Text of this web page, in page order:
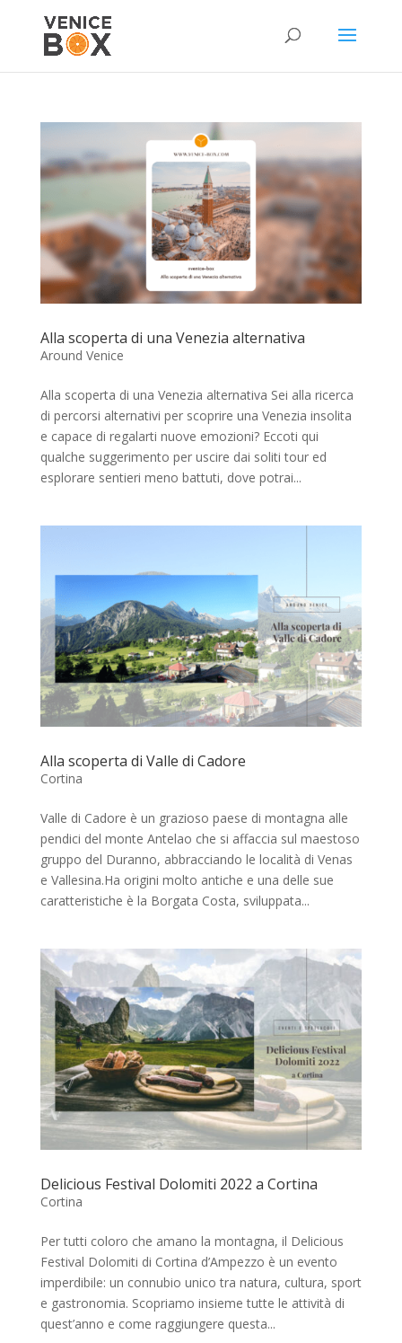
Alla scoperta di una Venezia alternativa
Around Venice
Alla scoperta di una Venezia alternativa Sei alla ricerca
di percorsi alternativi per scoprire una Venezia insolita
e capace di regalarti nuove emozioni? Eccoti qui
qualche suggerimento per uscire dai soliti tour ed
esplorare sentieri meno battuti, dove potrai...
Alla scoperta di Valle di Cadore
Cortina
Valle di Cadore è un grazioso paese di montagna alle
pendici del monte Antelao che si affaccia sul maestoso
gruppo del Duranno, abbracciando le località di Venas
e Vallesina.Ha origini molto antiche e una delle sue
caratteristiche è la Borgata Costa, sviluppata...
Delicious Festival Dolomiti 2022 a Cortina
Cortina
Per tutti coloro che amano la montagna, il Delicious
Festival Dolomiti di Cortina d’Ampezzo è un evento
imperdibile: un connubio unico tra natura, cultura, sport
e gastronomia. Scopriamo insieme tutte le attività di
quest’anno e come raggiungere questa...